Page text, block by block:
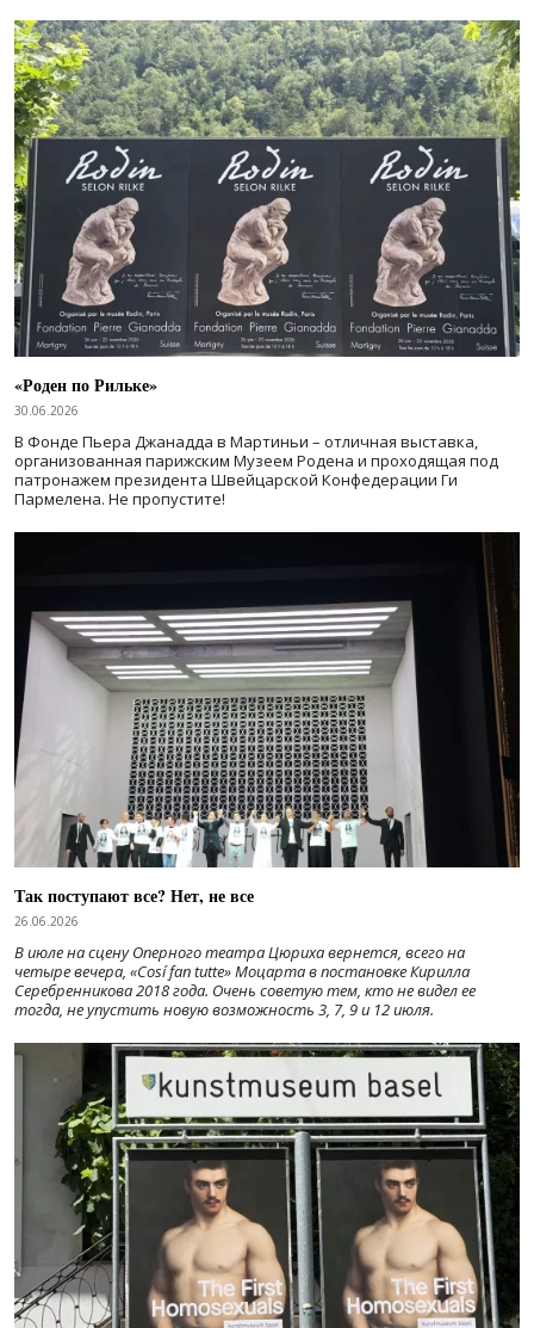
«Роден по Рильке»
30.06.2026
В Фонде Пьера Джанадда в Мартиньи – отличная выставка,
организованная парижским Музеем Родена и проходящая под
патронажем президента Швейцарской Конфедерации Ги
Пармелена. Не пропустите!
Так поступают все? Нет, не все
26.06.2026
В июле на сцену Оперного театра Цюриха вернется, всего на
четыре вечера, «Cosí fan tutte» Моцарта в постановке Кирилла
Серебренникова 2018 года. Очень советую тем, кто не видел ее
тогда, не упустить новую возможность 3, 7, 9 и 12 июля.